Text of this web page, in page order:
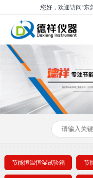
您好，欢迎访问“东
节能恒温恒湿试验箱 节